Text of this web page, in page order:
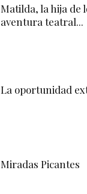
Matilda, la hija de
aventura teatral...
La oportunidad
Miradas Picantes